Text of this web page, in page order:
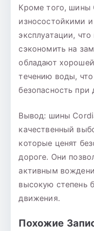
Кроме того, шины
износостойкими
эксплуатации,
сэкономить на
обладают
течению воды,
безопасность
Вывод: шины
качественный
которые ценят
дороге. Они
активным
высокую степень
движения.
Похожие